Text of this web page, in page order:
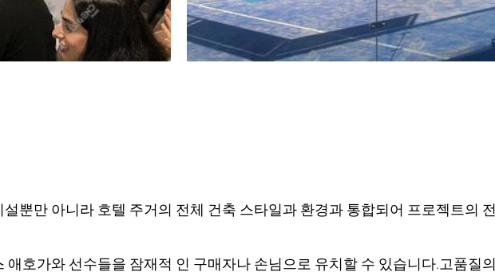
뿐만 아니라 호텔 주거의 전체 건축 스타일과 환경과 통합되어 프로젝트의
호가와 선수들을 잠재적 인 구매자나 손님으로 유치할 수 있습니다.고품질